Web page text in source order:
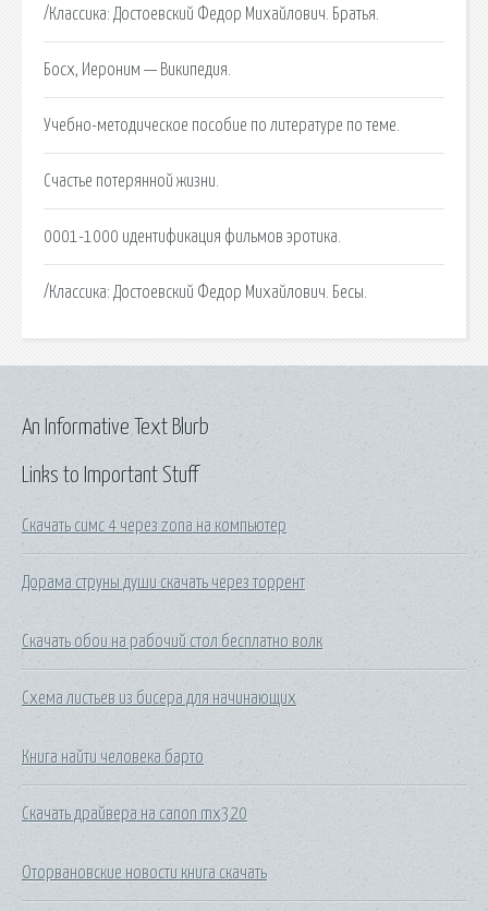
/Классика: Достоевский Федор Михайлович. Братья.
Босх, Иероним — Википедия.
Учебно-методическое пособие по литературе по теме.
Счастье потерянной жизни.
0001-1000 идентификация фильмов эротика.
/Классика: Достоевский Федор Михайлович. Бесы.
Links to Important Stuff
Скачать симс 4 через zona на компьютер
Дорама струны души скачать через торрент
Скачать обои на рабочий стол бесплатно волк
Схема листьев из бисера для начинающих
Книга найти человека барто
Скачать драйвера на canon mx320
Оторвановские новости книга скачать
An Informative Text Blurb